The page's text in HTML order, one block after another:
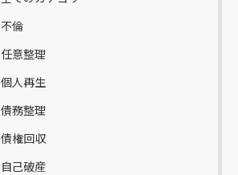
不倫
任意整理
個人再生
債務整理
債権回収
自己破産